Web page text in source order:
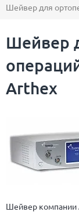
Шейвер для
Шейвер
Аrthex
Шейвер компании